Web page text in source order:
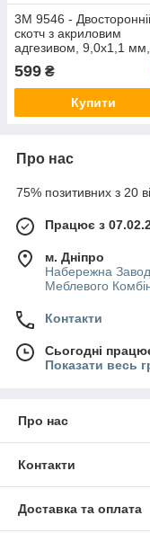
3M 9546 -
скотч з акриловим
адгезивом, 9,0х1,1 мм,
білий, рулон 66 м
599 ₴
Купити
Про нас
75% позитивних з 20
Працює з
м. Дніпро
Набережна
Меблевого
Контакти
Сьогодні
Показати весь
Про нас
Контакти
Доставка та оплата